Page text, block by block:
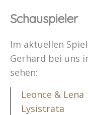
Schauspieler
Im aktuellen
Gerhard bei uns
sehen:
Leonce & Lena
Lysistrata